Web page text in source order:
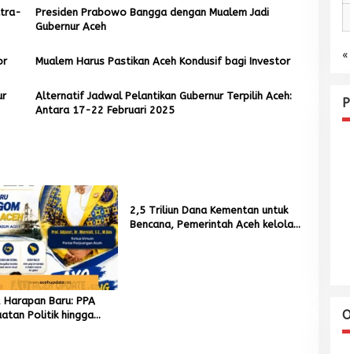
Presiden Prabowo Bangga dengan Mualem Jadi
Gubernur Aceh
Mualem Harus Pastikan Aceh Kondusif bagi Investor
Alternatif Jadwal Pelantikan Gubernur Terpilih Aceh:
Antara 17-22 Februari 2025
Harapan Baru: PPA
Politik hingga
2,5 Triliun Dana Kementan untuk
Bencana, Pemerintah Aceh kelola
Mualem tunjuk Wan Malaya jadi Pj
Di BERITA, POLITIK | Juli 30, 2026